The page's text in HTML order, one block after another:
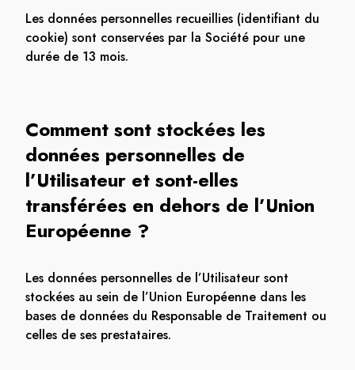
Les données personnelles recueillies (identifiant du
cookie) sont conservées par la Société pour une
durée de 13 mois.
Comment sont stockées les
données personnelles de
l’Utilisateur et sont-elles
transférées en dehors de l’Union
Européenne ?
Les données personnelles de l’Utilisateur sont
stockées au sein de l’Union Européenne dans les
bases de données du Responsable de Traitement ou
celles de ses prestataires.